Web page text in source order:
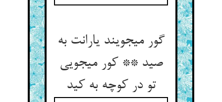
گور می‏جویند یارانت به
صید ** کور می‏جویی
تو در کوچه به کید